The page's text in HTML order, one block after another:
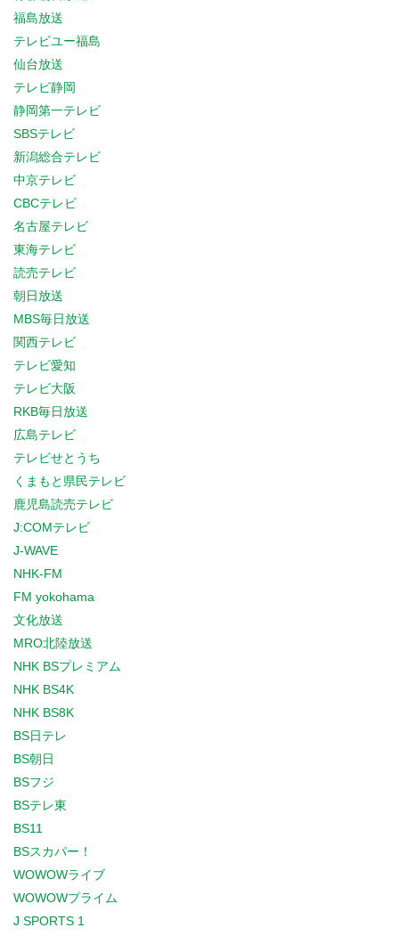
福島放送
テレビユー福島
仙台放送
テレビ静岡
静岡第一テレビ
SBSテレビ
新潟総合テレビ
中京テレビ
CBCテレビ
名古屋テレビ
東海テレビ
読売テレビ
朝日放送
MBS毎日放送
関西テレビ
テレビ愛知
テレビ大阪
RKB毎日放送
広島テレビ
テレビせとうち
くまもと県民テレビ
鹿児島読売テレビ
J:COMテレビ
J-WAVE
NHK-FM
FM yokohama
文化放送
MRO北陸放送
NHK BSプレミアム
NHK BS4K
NHK BS8K
BS日テレ
BS朝日
BSフジ
BSテレ東
BS11
BSスカパー！
WOWOWライブ
WOWOWプライム
J SPORTS 1